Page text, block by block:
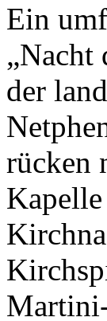
Ein
„Nacht
der
rücken